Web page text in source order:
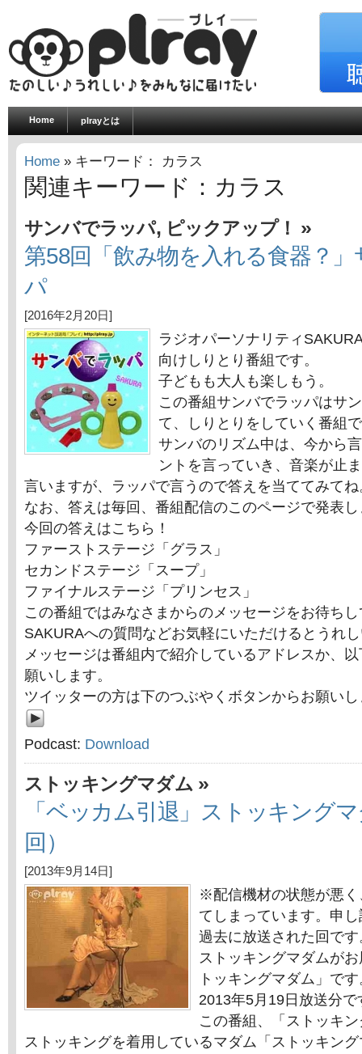
Home plrayとは
Home » キーワード： カラス
関連キーワード：カラス
サンバでラッパ, ピックアップ！ »
第58回「飲み物を入れる食器？
パ
[2016年2月20日]
ラジオパーソナリティ
向けしりとり番組です。
子どもも大人も楽しもう。
この番組サンバでラッパはサ
て、しりとりをしていく番組
サンバのリズム中は、今から
ントを言っていき、音楽が止
言いますが、ラッパで言うので答えを当ててみてね
なお、答えは毎回、番組配信のこのページで発表
今回の答えはこちら！
ファーストステージ「グラス」
セカンドステージ「スープ」
ファイナルステージ「プリンセス」
この番組ではみなさまからのメッセージをお待ち
SAKURAへの質問などお気軽にいただけるとうれ
メッセージは番組内で紹介しているアドレスか、
願いします。
ツイッターの方は下のつぶやくボタンからお願い
Podcast: Download
ストッキングマダム »
「ベッカム引退」ストッキング
回）
[2013年9月14日]
※配信機材の状態が悪
てしまっています。申
過去に放送された回です
ストッキングマダムが
トッキングマダム」で
2013年5月19日放送分で
この番組、「ストッキ
ストッキングを着用しているマダム「ストッキン